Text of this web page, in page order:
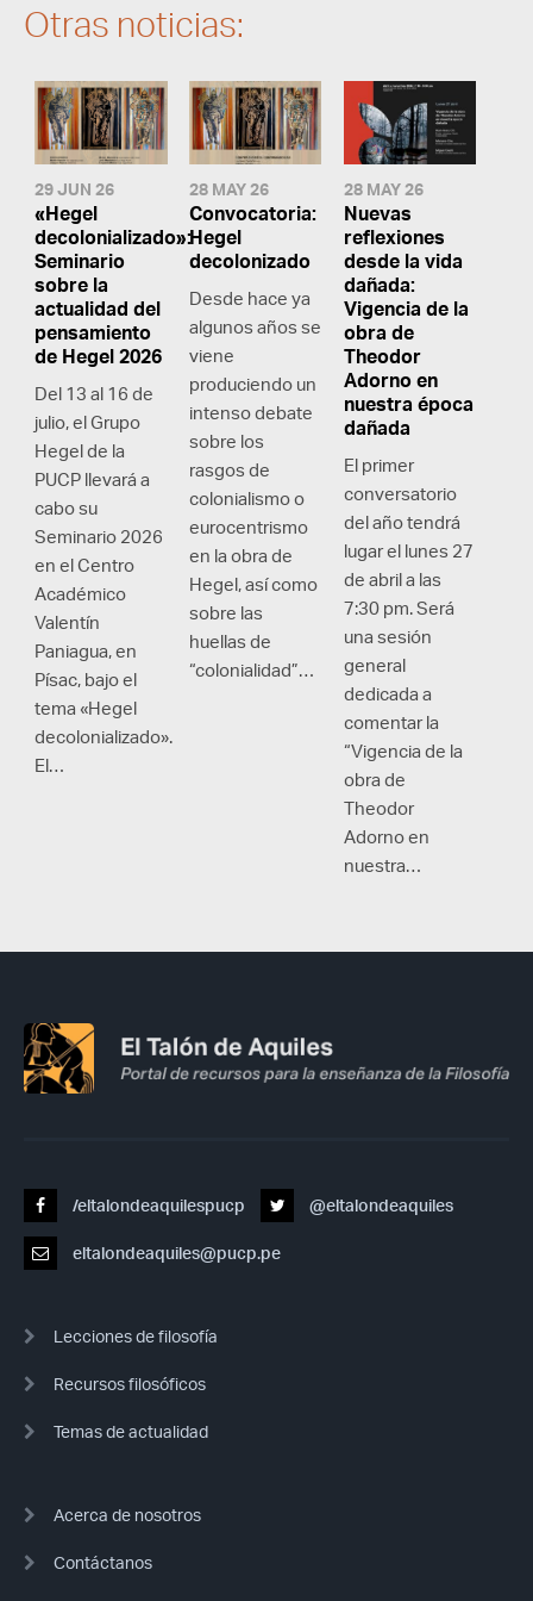
Otras noticias:
29 JUN 26
«Hegel
decolonializado»:
Seminario
sobre la
actualidad del
pensamiento
de Hegel 2026
Del 13 al 16 de
julio, el Grupo
Hegel de la
PUCP llevará a
cabo su
Seminario 2026
en el Centro
Académico
Valentín
Paniagua, en
Písac, bajo el
tema «Hegel
decolonializado».
El…
28 MAY 26
Convocatoria:
Hegel
decolonizado
Desde hace ya
algunos años se
viene
produciendo un
intenso debate
sobre los
rasgos de
colonialismo o
eurocentrismo
en la obra de
Hegel, así como
sobre las
huellas de
“colonialidad”…
28 MAY 26
Nuevas
reflexiones
desde la vida
dañada:
Vigencia de la
obra de
Theodor
Adorno en
nuestra época
dañada
El primer
conversatorio
del año tendrá
lugar el lunes 27
de abril a las
7:30 pm. Será
una sesión
general
dedicada a
comentar la
“Vigencia de la
obra de
Theodor
Adorno en
nuestra…
/eltalondeaquilespucp @eltalondeaquiles
eltalondeaquiles@pucp.pe
Lecciones de filosofía
Recursos filosóficos
Temas de actualidad
Acerca de nosotros
Contáctanos